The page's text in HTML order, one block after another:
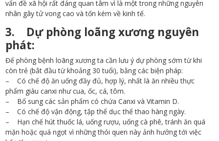
vấn đề xã hội rất đáng quan tâm vì là một trong những nguyên
nhân gây tử vong cao và tốn kém về kinh tế.
3. Dự phòng loãng xương nguyên
phát:
Để phòng bệnh loãng xương ta cần lưu ý dự phòng sớm từ khi
còn trẻ (bắt đầu từ khoảng 30 tuổi), bằng các biện pháp:
– Có chế độ ăn uống đầy đủ, hợp lý, nhất là ăn nhiều thực
phẩm giàu canxi như cua, ốc, cá, tôm.
– Bổ sung các sản phẩm có chứa Canxi và Vitamin D.
– Có chế độ vận động, tập thể dục thể thao hàng ngày.
– Hạn chế hút thuốc lá, uống rượu, uống cà phê, tránh ăn quá
mặn hoặc quá ngọt vì những thói quen này ảnh hưởng tới việc